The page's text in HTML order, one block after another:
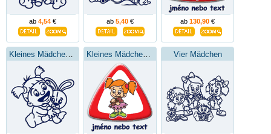
ab 4,54 € ab 5,40 € ab 130,90 €
Vier Mädchen